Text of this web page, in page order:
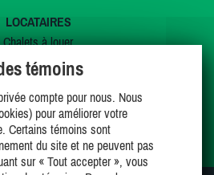
LOCATAIRES
Chalets à louer
à vendre
Offres spéciales
Mes favoris
témoins
compte pour nous. Nous
pour améliorer votre
Certains témoins sont
du site et ne peuvent pas
sur « Tout accepter », vous